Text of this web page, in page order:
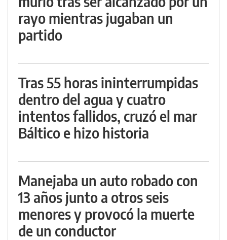
rayo mientras jugaban un
partido
Tras 55 horas ininterrumpidas
dentro del agua y cuatro
intentos fallidos, cruzó el mar
Báltico e hizo historia
Manejaba un auto robado con
13 años junto a otros seis
menores y provocó la muerte
de un conductor